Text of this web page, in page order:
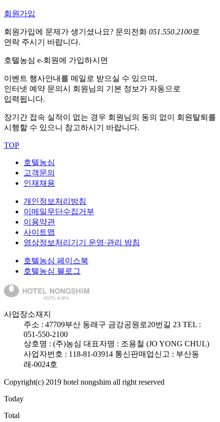
회원가입
회원가입에 문제가 생기셨나요? 문의전화 051.550.2100로
연락 주시기 바랍니다.
호텔농심 e-회원에 가입하시면
이벤트 행사안내를 메일로 받으실 수 있으며,
인터넷 예약 문의시 회원님의 기본 정보가 자동으로
입력됩니다.
장기간 접속 실적이 없는 경우 회원님의 동의 없이 회원탈퇴를
시행할 수 있으니 참고하시기 바랍니다.
TOP
호텔농심
고객문의
인재채용
개인정보처리방침
이메일무단수집거부
이용약관
사이트맵
영상정보처리기기 운영·관리 방침
호텔농심 페이스북
호텔농심 블로그
사업장소재지
주소 : 47709부산 동래구 금강공원로20번길 23 TEL :
051-550-2100
상호명 : (주)농심 대표자명 : 조용철 (JO YONG CHUL)
사업자번호 : 118-81-03914 통신판매업신고 : 부산동
래-0024호
Copyright(c) 2019 hotel nongshim all right reserved
Today
Total